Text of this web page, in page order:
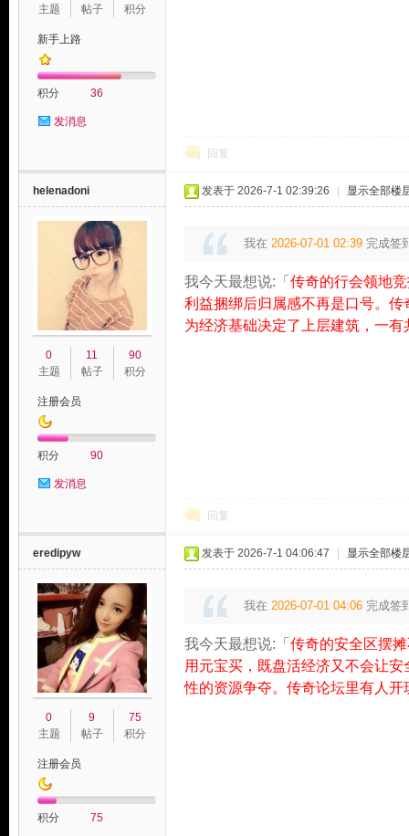
主题
帖子
积分
新手上路
积分 36
发消息
回复
helenadoni
0
主题
11
帖子
90
积分
注册会员
积分 90
发消息
发表于 2026-7-1 02:39:26 显示全部楼
我在 2026-07-01 02:39完成签
我今天最想说:「 传奇的行会领地
利益捆绑后归属感不再是口号。
为经济基础决定了上层建筑，一
回复
eredipyw
0
主题
9
帖子
75
积分
注册会员
积分 75
发表于 2026-7-1 04:06:47 显示全部楼
我在 2026-07-01 04:06完成签
我今天最想说:「 传奇的安全区摆
用元宝买，既盘活经济又不会让
性的资源争夺。传奇论坛里有人